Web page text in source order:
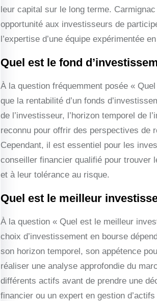
leur capital sur le long terme.
opportunité aux investisseurs de
l’expertise d’une équipe expérimentée
Quel est le fond
À la question fréquemment posée «
que la rentabilité d’un fonds
de l’investisseur, l’horizon temporel de
reconnu pour offrir des perspectives de
Cependant, il est essentiel pour les
conseiller financier qualifié pour trouver
et à leur tolérance au risque.
Quel est le meilleur
À la question « Quel est le meilleur
choix d’investissement en bourse
son horizon temporel, son appétence
réaliser une analyse approfondie du
différents actifs avant de prendre une
financier ou un expert en gestion